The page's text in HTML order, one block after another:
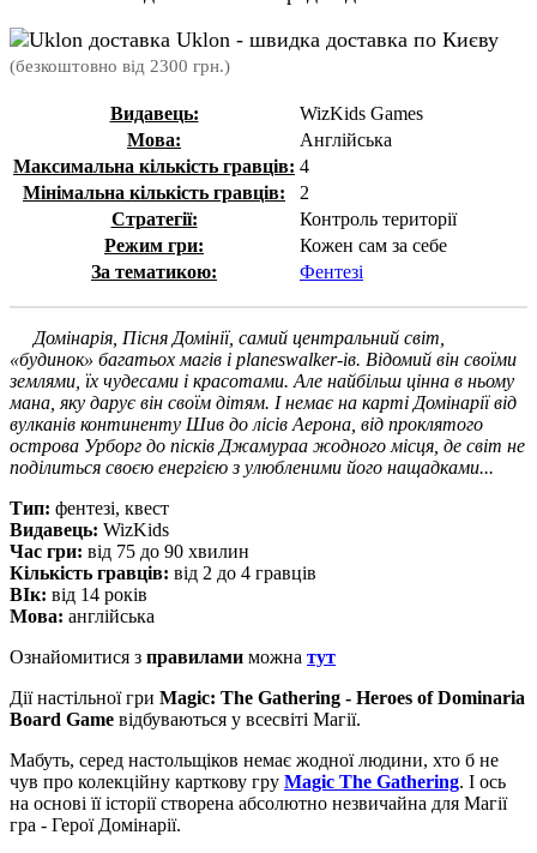
Uklon - швидка доставка по Києву
(безкоштовно від 2300 грн.)
Видавець:
WizKids Games
Мова:
Англійська
Максимальна кількість гравців: 4
Мінімальна кількість гравців:
2
Стратегії:
Контроль території
Режим гри:
Кожен сам за себе
За тематикою:
Фентезі
Домінарія, Пісня Домінії, самий центральний світ,
«будинок» багатьох магів і planeswalker-ів. Відомий він своїми
землями, їх чудесами і красотами. Але найбільш цінна в ньому
мана, яку дарує він своїм дітям. І немає на карті Домінарії від
вулканів континенту Шив до лісів Аерона, від проклятого
острова Урборг до пісків Джамураа жодного місця, де світ не
поділиться своєю енергією з улюбленими його нащадками...
Тип: фентезі, квест
Видавець: WizKids
Час гри: від 75 до 90 хвилин
Кількість гравців: від 2 до 4 гравців
ВІк: від 14 років
Мова: англійська
Ознайомитися з правилами можна тут
Дії настільної гри Magic: The Gathering - Heroes of Dominaria
Board Game відбуваються у всесвіті Магії.
Мабуть, серед настольщіков немає жодної людини, хто б не
чув про колекційну карткову гру Magic The Gathering. І ось
на основі її історії створена абсолютно незвичайна для Магії
гра - Герої Домінарії.